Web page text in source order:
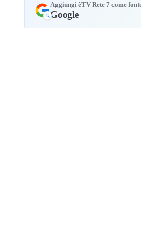
Aggiungi èTV Rete 7 come
Google